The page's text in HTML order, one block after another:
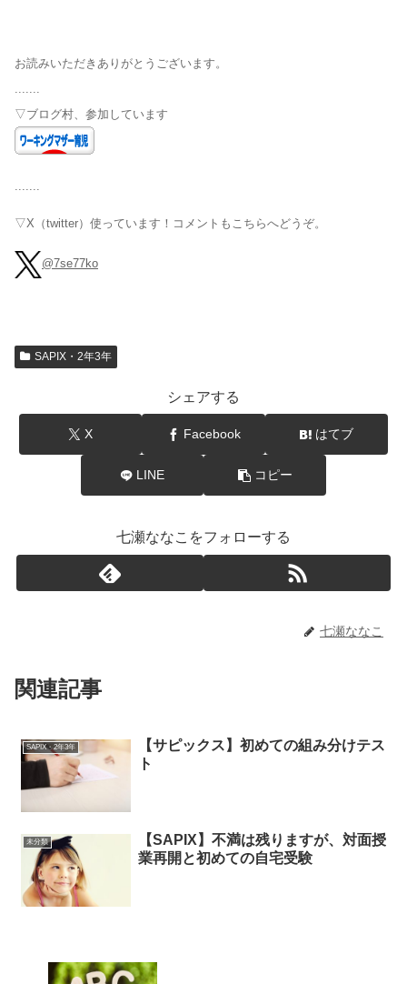
お読みいただきありがとうございます。
.......
▽ブログ村、参加しています
.......
▽X（twitter）使っています！コメントもこちらへどうぞ。
@7se77ko
SAPIX・2年3年
シェアする
X Facebook はてブ
LINE コピー
七瀬ななこをフォローする
七瀬ななこ
関連記事
SAPIX・2年3年
【サピックス】初めての組み分けテス
ト
未分類
【SAPIX】不満は残りますが、対面授
業再開と初めての自宅受験